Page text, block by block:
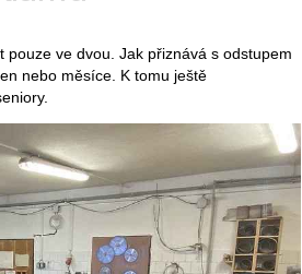
ve dvou. Jak přiznává s odstupem
nebo měsíce. K tomu ještě